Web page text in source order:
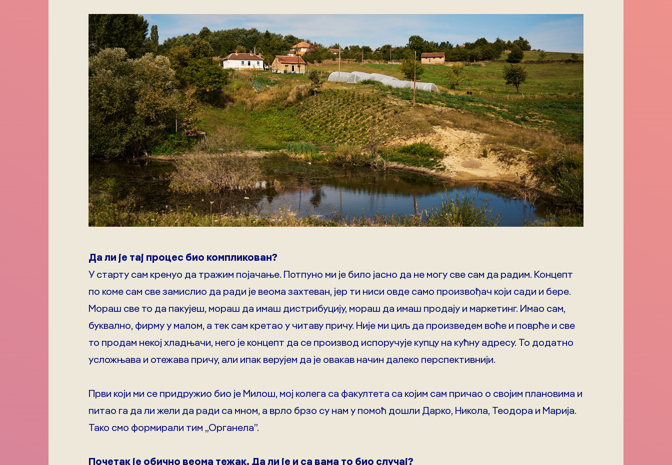
Да ли је тај процес био компликован?
У старту сам кренуо да тражим појачање. Потпуно ми је било јасно да не могу све сам да радим. Концепт
по коме сам све замислио да ради је веома захтеван, јер ти ниси овде само произвођач који сади и бере.
Мораш све то да пакујеш, мораш да имаш дистрибуцију, мораш да имаш продају и маркетинг. Имао сам,
буквално, фирму у малом, а тек сам кретао у читаву причу. Није ми циљ да произведем воће и поврће и све
то продам некој хладњачи, него је концепт да се производ испоручује купцу на кућну адресу. То додатно
усложњава и отежава причу, али ипак верујем да је овакав начин далеко перспективнији.
Први који ми се придружио био је Милош, мој колега са факултета са којим сам причао о својим плановима и
питао га да ли жели да ради са мном, а врло брзо су нам у помоћ дошли Дарко, Никола, Теодора и Марија.
Тако смо формирали тим „Органела”.
Почетак је обично веома тежак. Да ли је и са вама то био случај?